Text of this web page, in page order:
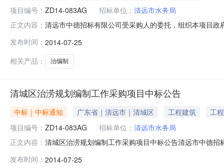
项目编号： ZD14-083AG 招标单位： 清远市水务局
正文内容： 清远市中德招标有限公司受采购人的委托，组织本项目
果，具体时间以双方签订合同为准六、采购公告日期及
息：1、评审日期：2014年7月
发布时间： 2014-07-25
相关产品：
治编制
清城区治涝规划编制工作采购项目中标公告
中标｜中标通知 广东省｜清远市｜清城区 工程建筑
工程
项目编号： ZD14-083AG 招标单位： 清远市水务局
正文内容： 清城区治涝规划编制工作采购项目中标公告清远市中德
制工作一项2014年8月15日前提交所有成果，具体时间
发布时间： 2014-07-25